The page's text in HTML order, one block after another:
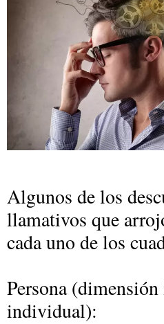
Algunos de los
llamativos que
cada uno de los
Persona
individual):